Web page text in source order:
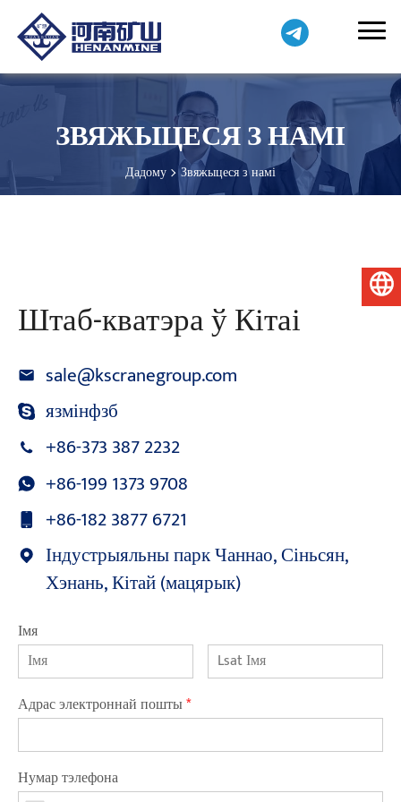
ЗВЯЖЫЦЕСЯ З НАМІ
Дадому Звяжыцеся з намі
Штаб-кватэра ў Кітаі
sale@kscranegroup.com
язмінфзб
+86-373 387 2232
+86-199 1373 9708
+86-182 3877 6721
Індустрыяльны парк Чаннао, Сіньсян,
Хэнань, Кітай (мацярык)
Імя
Адрас электроннай пошты*
Нумар тэлефона
Беларуская мова